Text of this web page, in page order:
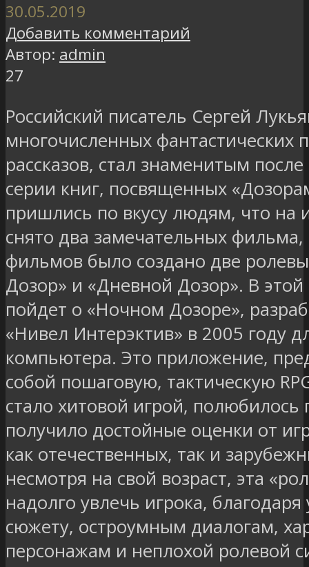
30.05.2019
Добавить комментарий
Автор: admin
27
Российский писатель Сергей
многочисленных фантастических
рассказов, стал знаменитым
серии книг, посвященных
пришлись по вкусу людям, что на
снято два замечательных
фильмов было создано две
Дозор» и «Дневной Дозор». В этой
пойдет о «Ночном Дозоре»,
«Нивел Интерэктив» в 2005 году
компьютера. Это приложение,
собой пошаговую, тактическую
стало хитовой игрой, полюбилось
получило достойные оценки от
как отечественных, так и
несмотря на свой возраст, эта
надолго увлечь игрока,
сюжету, остроумным диалогам,
персонажам и неплохой ролевой